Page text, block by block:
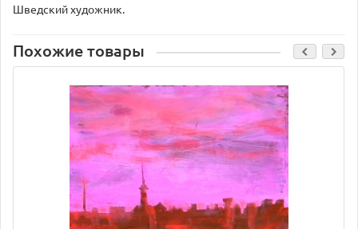
Шведский художник.
Похожие товары